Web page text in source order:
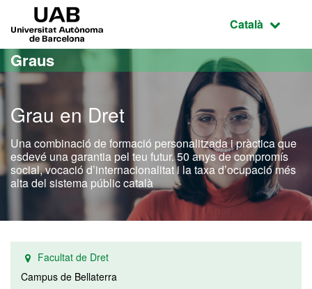
Ves al contingut principal
Ves a la navegació de la pàgina
Idioma
Català
Graus
Grau en Dret
Una combinació de formació personalitzada i pràctica que
esdevé una garantia pel teu futur. 50 anys de compromís
social, vocació d’internacionalitat i la taxa d’ocupació més
alta del sistema públic català
Facultat de Dret
Campus de Bellaterra